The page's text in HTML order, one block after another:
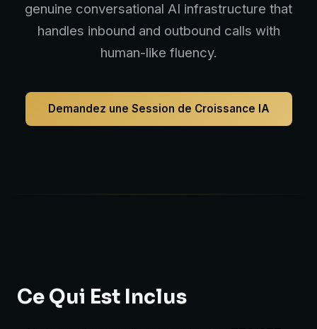
genuine conversational AI infrastructure that
handles inbound and outbound calls with
human-like fluency.
Demandez une Session de Croissance IA
Ce Qui Est Inclus